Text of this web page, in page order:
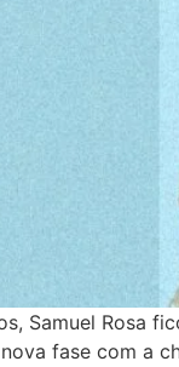
Samuel Rosa
fase com a